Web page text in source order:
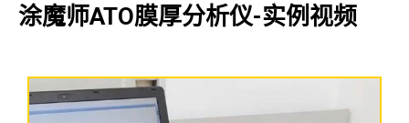
涂魔师ATO膜厚分析仪-实例视频